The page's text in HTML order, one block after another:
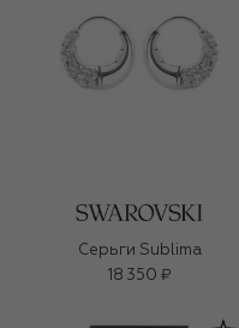
Серьги Sublima
18 350 ₽